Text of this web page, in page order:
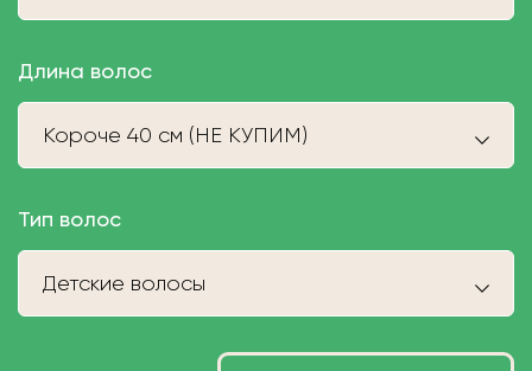
Длина волос
Короче 40 см (НЕ КУПИМ)
Тип волос
Детские волосы